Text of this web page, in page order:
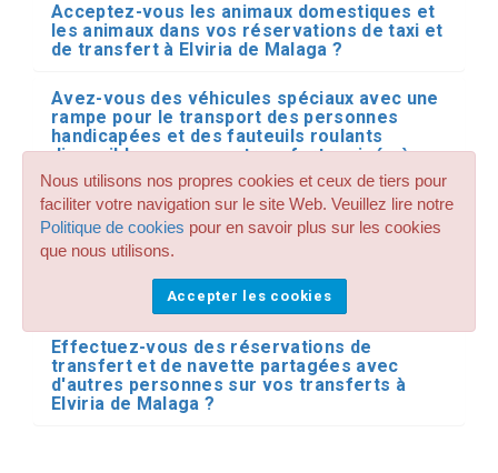
Acceptez-vous les animaux domestiques et
les animaux dans vos réservations de taxi et
de transfert à Elviria de Malaga ?
Avez-vous des véhicules spéciaux avec une
rampe pour le transport des personnes
handicapées et des fauteuils roulants
disponibles pour mes transferts privés à
partir de Aéroport et ville de Malaga à Elviria
?
J'ai besoin d'un transfert privé à partir de
Aéroport et ville de Malaga à Elviria en
minibus ou en bus. Avez-vous ce type de
transport pour Málaga ?
Effectuez-vous des réservations de
transfert et de navette partagées avec
d'autres personnes sur vos transferts à
Elviria de Malaga ?
Nous utilisons nos propres cookies et ceux de tiers pour
faciliter votre navigation sur le site Web. Veuillez lire notre
Politique de cookies pour en savoir plus sur les cookies
que nous utilisons.
Accepter les cookies